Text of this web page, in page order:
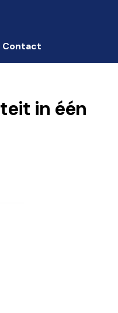
Contact
in één